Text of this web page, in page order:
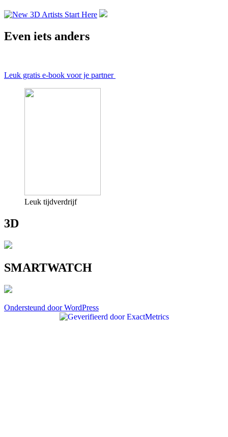
Even iets anders
Leuk gratis e-book voor je partner
Leuk tijdverdrijf
3D
SMARTWATCH
Ondersteund door WordPress